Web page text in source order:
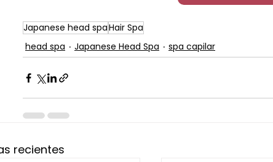
Japanese head spaHair Spa
head spa
Japanese Head Spa spa capilar
recientes